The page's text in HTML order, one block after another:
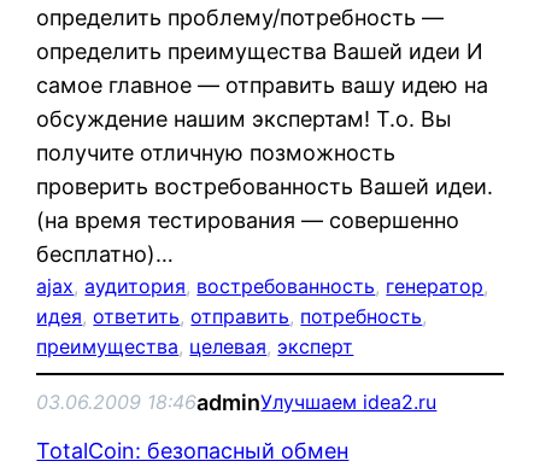
определить проблему/потребность —
определить преимущества Вашей идеи И
самое главное — отправить вашу идею на
обсуждение нашим экспертам! Т.о. Вы
получите отличную позможность
проверить востребованность Вашей идеи.
(на время тестирования — совершенно
бесплатно)…
ajax, аудитория, востребованность, генератор
идея, ответить, отправить, потребность
преимущества, целевая, эксперт
03.06.2009 18:46adminУлучшаем idea2.ru
TotalCoin: безопасный обмен